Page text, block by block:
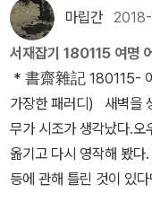
키피아』를 기하학으로
여지기까지는 10년, 유
의 시간이 걸린다. 케임브리지대학에서는 아직도 뉴턴이 ‘학문의
신’이다? 흑사병이 창
턴은 고향으로 돌아와
사과를 보고 달도 지구로
이다. 뉴턴은 이 시기에
는 학설을 발견하고, 만
스토텔레스의 생각과 전
사과가 원래 땅에서 기이
아가려고 하는 목적이
트는 떨어지는 사과가 목
운동할 뿐이라는 거다.
트를 꺼내는 이유는 뉴턴
다. 뉴턴의 <자연철학의
물상을 가르치는 선생이
그냥 죽어 없어진다면 너
은 뒤에도 다른 생이 있
상, 사물의 이치 물리는
를, 또 한 손에는 은색 지
었고, 그 시각 집에서는
암컷을 정지 상태로 기다
간 물체의 속도는
쓸모 없는 그 이론들을 영
리라는 이유로 뉴턴을 단
타인의 중력 이론이 나
대단했다. 단지 그 뿐이
는 이유만으로 그는 영웅
의 실생활에 아무런 도움을 주지는
과학 이론이었다. 나는
하게 시사하는 것일 수
작가들이 뛰어들기도 했
히면 황태연까지). 혹시
와서 영어로 그럴싸하
본다(뭐... '진화심리학'의
지하게 소개된 이후에는
아무튼 중국이나 일본보
것처럼 보이기도 하고,
마립간
서재잡기 180115 여명
* 書齋雜記 180115-
가장한 패러디) 새벽을 생각하다가 윤선도의 오우가 五友歌 대나
무가 시조가 생각났다.
옮기고 다시 영작해 봤다
등에 관해 틀린 것이 있